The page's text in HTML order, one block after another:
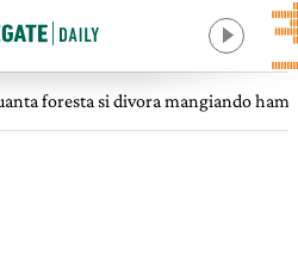
foresta si divora mangiando